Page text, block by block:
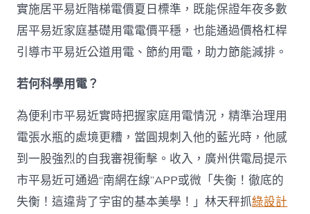
實施居平易近階梯電價夏日標準，既能保證年夜多數
居平易近家庭基礎用電電價平穩，也能通過價格杠桿
引導市平易近公道用電、節約用電，助力節能減排。
若何科學用電？
為便利市平易近實時把握家庭用電情況，精準治理用
電張水瓶的處境更糟，當圓規刺入他的藍光時，他感
到一股強烈的自我審視衝擊。收入，廣州供電局提示
市平易近可通過“南網在線”APP或微「失衡！徹底的
失衡！這違背了宇宙的基本美學！」林天秤抓綠設計